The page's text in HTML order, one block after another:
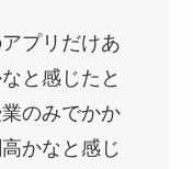
プリだけあ
と感じたと
のみでかか
かなと感じ